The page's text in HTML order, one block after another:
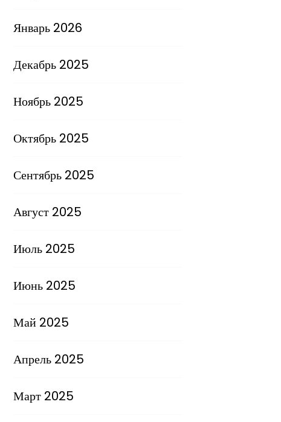
Январь 2026
Декабрь 2025
Ноябрь 2025
Октябрь 2025
Сентябрь 2025
Август 2025
Июль 2025
Июнь 2025
Май 2025
Апрель 2025
Март 2025